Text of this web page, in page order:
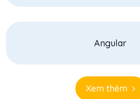
Angular
Xem thêm